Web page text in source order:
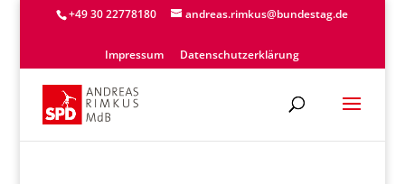
+49 30 22778180 andreas.rimkus@bundestag.de
Impressum Datenschutzerklärung